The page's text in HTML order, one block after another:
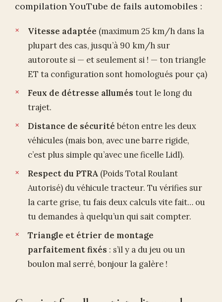
compilation YouTube de fails automobiles :
Vitesse adaptée (maximum 25 km/h dans la
plupart des cas, jusqu’à 90 km/h sur
autoroute si — et seulement si ! — ton triangle
ET ta configuration sont homologués pour ça)
Feux de détresse allumés tout le long du
trajet.
Distance de sécurité béton entre les deux
véhicules (mais bon, avec une barre rigide,
c’est plus simple qu’avec une ficelle Lidl).
Respect du PTRA (Poids Total Roulant
Autorisé) du véhicule tracteur. Tu vérifies sur
la carte grise, tu fais deux calculs vite fait… ou
tu demandes à quelqu’un qui sait compter.
Triangle et étrier de montage
parfaitement fixés : s’il y a du jeu ou un
boulon mal serré, bonjour la galère !